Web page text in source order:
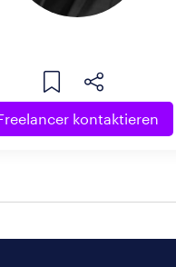
kontaktieren